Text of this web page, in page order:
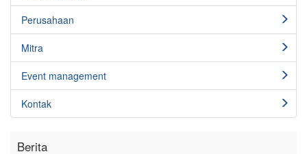
Perusahaan
Mitra
Event management
Kontak
Berita